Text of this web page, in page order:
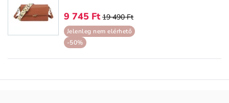
9 745 Ft 19 490 Ft
Jelenleg nem elérhető
-50%